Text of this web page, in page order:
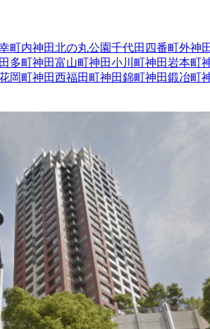
町内神田北の丸公園千代田 四番町外神田
多町神田富山町神田小川町神田岩本町
岡町神田西福田町神田錦町神田鍛冶町